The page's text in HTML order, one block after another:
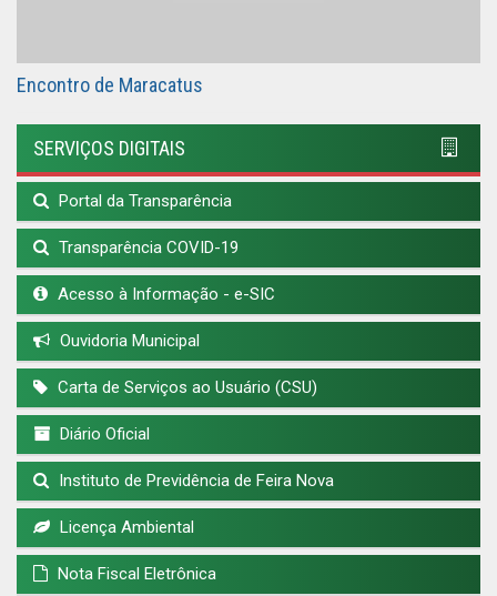
Encontro de Maracatus
SERVIÇOS DIGITAIS
Portal da Transparência
Transparência COVID-19
Acesso à Informação - e-SIC
Ouvidoria Municipal
Carta de Serviços ao Usuário (CSU)
Diário Oficial
Instituto de Previdência de Feira Nova
Licença Ambiental
Nota Fiscal Eletrônica